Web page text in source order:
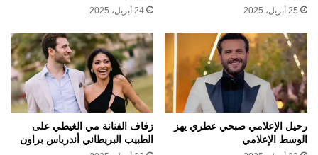
25 أبريل، 2025 24 أبريل، 2025
رحيل الإعلامي صبحي عطري يهز
الوسط الإعلامي
زفاف الفنانة مي الغيطي على
الطبيب البريطاني أندرياس براون